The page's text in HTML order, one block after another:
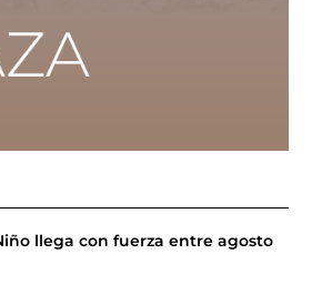
llega con fuerza entre agosto